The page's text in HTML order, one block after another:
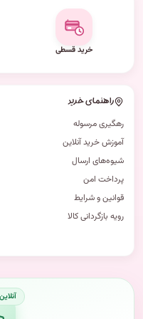
خرید قسطی
راهنمای خرید
رهگیری مرسوله
آموزش خرید آنلاین
شیوه‌های ارسال
پرداخت امن
قوانین و شرایط
رویه بازگردانی کالا